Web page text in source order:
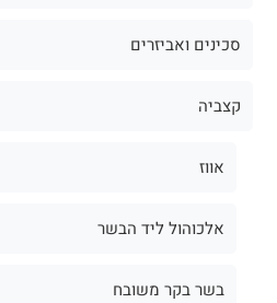
סכינים ואביזרים
קצביה
אווז
אלכוהול ליד הבשר
בשר בקר משובח